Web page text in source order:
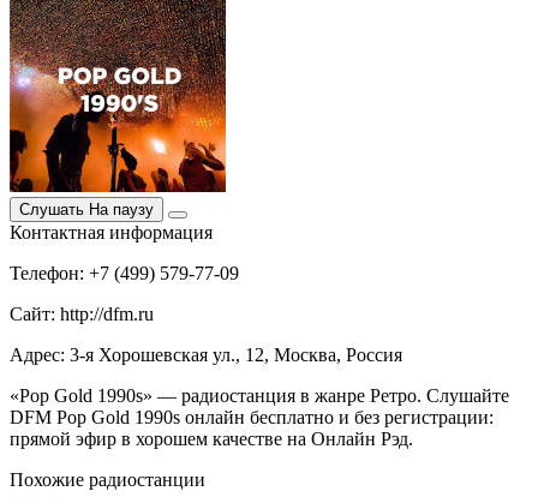
Слушать На паузу
Контактная информация
Телефон: +7 (499) 579-77-09
Сайт: http://dfm.ru
Адрес: 3-я Хорошевская ул., 12, Москва, Россия
«Pop Gold 1990s» — радиостанция в жанре Ретро. Слушайте
DFM Pop Gold 1990s онлайн бесплатно и без регистрации:
прямой эфир в хорошем качестве на Онлайн Рэд.
Похожие радиостанции